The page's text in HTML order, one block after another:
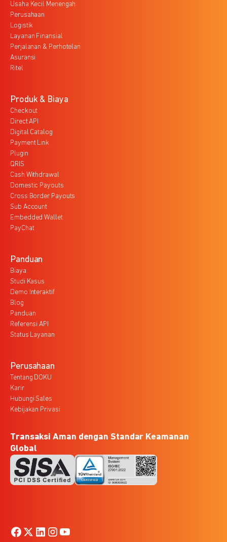
Usaha Kecil Menengah
Perusahaan
Logistik
Layanan Finansial
Perjalanan & Perhotelan
Asuransi
Ritel
Produk & Biaya
Checkout
Direct API
Digital Catalog
Payment Link
Plugin
QRIS
Cash Withdrawal
Domestic Payouts
Cross Border Payouts
Sub Account
Embedded Wallet
PayChat
Panduan
Biaya
Studi Kasus
Demo Interaktif
Blog
Panduan
Referensi API
Status Layanan
Perusahaan
Tentang DOKU
Karir
Hubungi Sales
Kebijakan Privasi
Transaksi Aman dengan Standar Keamanan
Global